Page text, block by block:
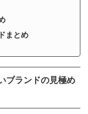
まとめ
ブランドの見極め